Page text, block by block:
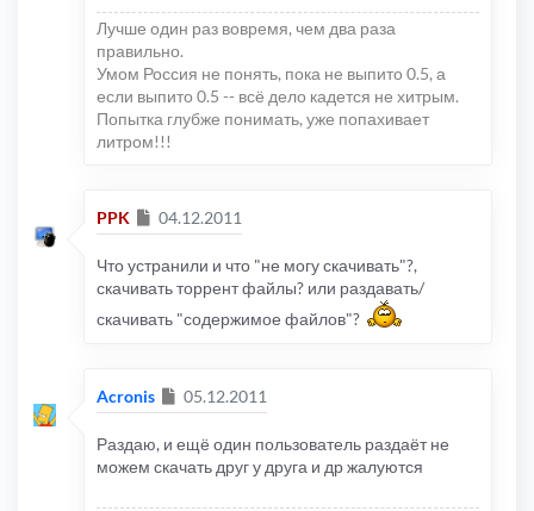
Лучше один раз вовремя, чем два раза
правильно.
Умом Россия не понять, пока не выпито 0.5, а
если выпито 0.5 -- всё дело кадется не хитрым.
Попытка глубже понимать, уже попахивает
литром!!!
PPK Сообщение
04.12.2011
Что устранили и что "не могу скачивать"?,
скачивать торрент файлы? или раздавать/
скачивать "содержимое файлов"?
Acronis Сообщение
05.12.2011
Раздаю, и ещё один пользователь раздаёт не
можем скачать друг у друга и др жалуются